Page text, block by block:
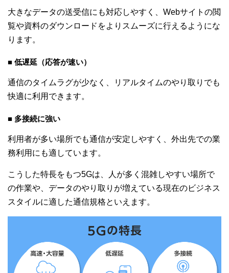
大きなデータの送受信にも対応しやすく、Webサイトの閲
覧や資料のダウンロードをよりスムーズに行えるようにな
ります。
■ 低遅延（応答が速い）
通信のタイムラグが少なく、リアルタイムのやり取りでも
快適に利用できます。
■ 多接続に強い
利用者が多い場所でも通信が安定しやすく、外出先での業
務利用にも適しています。
こうした特長をもつ5Gは、人が多く混雑しやすい場所で
の作業や、データのやり取りが増えている現在のビジネス
スタイルに適した通信規格といえます。